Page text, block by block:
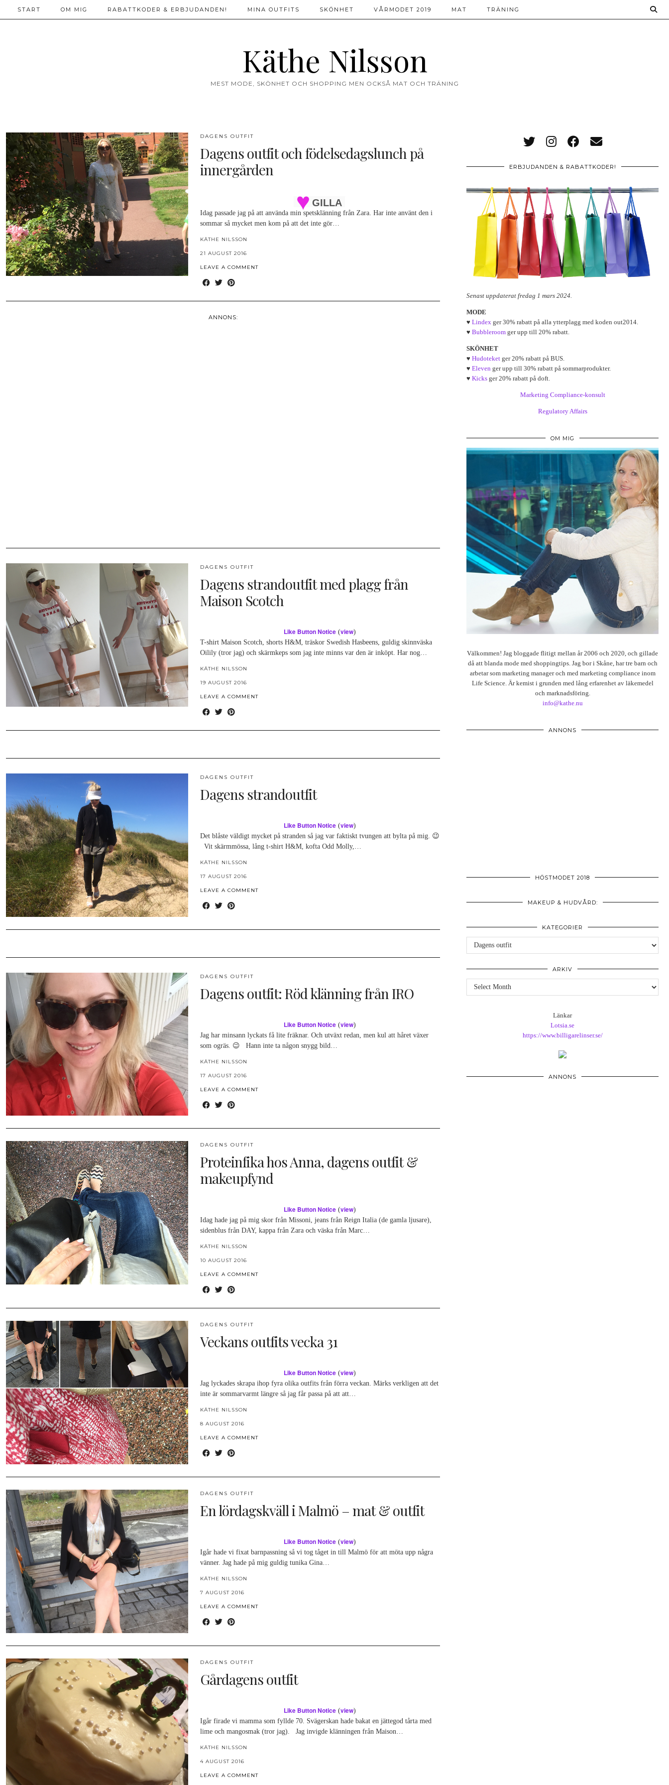
Käthe Nilsson
MEST MODE, SKÖNHET OCH SHOPPING MEN OCKSÅ MAT OCH TRÄNING
START OM MIG RABATTKODER & ERBJUDANDEN! MINA OUTFITS SKÖNHET VÅRMODET 2019 MAT TRÄNING
DAGENS OUTFIT
Dagens outfit och födelsedagslunch på
innergården
GILLA
Idag passade jag på att använda min spetsklänning från Zara. Har inte använt den i
sommar så mycket men kom på att det inte gör…
KÄTHE NILSSON
21 AUGUST 2016
LEAVE A COMMENT
ANNONS:
DAGENS OUTFIT
Dagens strandoutfit med plagg från
Maison Scotch
Like Button Notice (view)
T-shirt Maison Scotch, shorts H&M, träskor Swedish Hasbeens, guldig skinnväska
Oilily (tror jag) och skärmkeps som jag inte minns var den är inköpt. Har nog…
KÄTHE NILSSON
19 AUGUST 2016
LEAVE A COMMENT
DAGENS OUTFIT
Dagens strandoutfit
Like Button Notice (view)
Det blåste väldigt mycket på stranden så jag var faktiskt tvungen att bylta på mig. 😉
Vit skärmmössa, lång t-shirt H&M, kofta Odd Molly,…
KÄTHE NILSSON
17 AUGUST 2016
LEAVE A COMMENT
DAGENS OUTFIT
Dagens outfit: Röd klänning från IRO
Like Button Notice (view)
Jag har minsann lyckats få lite fräknar. Och utväxt redan, men kul att håret växer
som ogräs. 😉 Hann inte ta någon snygg bild…
KÄTHE NILSSON
17 AUGUST 2016
LEAVE A COMMENT
DAGENS OUTFIT
Proteinfika hos Anna, dagens outfit &
makeupfynd
Like Button Notice (view)
Idag hade jag på mig skor från Missoni, jeans från Reign Italia (de gamla ljusare),
sidenblus från DAY, kappa från Zara och väska från Marc…
KÄTHE NILSSON
10 AUGUST 2016
LEAVE A COMMENT
DAGENS OUTFIT
Veckans outfits vecka 31
Like Button Notice (view)
Jag lyckades skrapa ihop fyra olika outfits från förra veckan. Märks verkligen att det
inte är sommarvarmt längre så jag får passa på att att…
KÄTHE NILSSON
8 AUGUST 2016
LEAVE A COMMENT
DAGENS OUTFIT
En lördagskväll i Malmö – mat & outfit
Like Button Notice (view)
Igår hade vi fixat barnpassning så vi tog tåget in till Malmö för att möta upp några
vänner. Jag hade på mig guldig tunika Gina…
KÄTHE NILSSON
7 AUGUST 2016
LEAVE A COMMENT
DAGENS OUTFIT
Gårdagens outfit
Like Button Notice (view)
Igår firade vi mamma som fyllde 70. Svägerskan hade bakat en jättegod tårta med
lime och mangosmak (tror jag). Jag invigde klänningen från Maison…
KÄTHE NILSSON
4 AUGUST 2016
LEAVE A COMMENT
ERBJUDANDEN & RABATTKODER!
Senast uppdaterat fredag 1 mars 2024.
MODE
♥ Lindex ger 30% rabatt på alla ytterplagg med koden out2014.
♥ Bubbleroom ger upp till 20% rabatt.
SKÖNHET
♥ Hudoteket ger 20% rabatt på BUS.
♥ Eleven ger upp till 30% rabatt på sommarprodukter.
♥ Kicks ger 20% rabatt på doft.
Marketing Compliance-konsult
Regulatory Affairs
OM MIG
Välkommen! Jag bloggade flitigt mellan år 2006 och 2020, och gillade
då att blanda mode med shoppingtips. Jag bor i Skåne, har tre barn och
arbetar som marketing manager och med marketing compliance inom
Life Science. Är kemist i grunden med lång erfarenhet av läkemedel
och marknadsföring.
info@kathe.nu
ANNONS
HÖSTMODET 2018
MAKEUP & HUDVÅRD:
KATEGORIER
Kategorier
ARKIV
Arkiv
Länkar
Lotsia.se
https://www.billigarelinser.se/
ANNONS